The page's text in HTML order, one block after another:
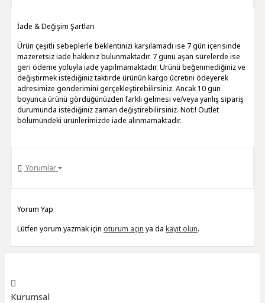
İade & Değişim Şartları
Ürün çeşitli sebeplerle beklentinizi karşılamadı ise 7 gün içerisinde
mazeretsiz iade hakkınız bulunmaktadır. 7 günü aşan sürelerde ise
geri ödeme yoluyla iade yapılmamaktadır. Ürünü beğenmediğiniz ve
değiştirmek istediğiniz taktirde ürünün kargo ücretini ödeyerek
adresimize gönderimini gerçekleştirebilirsiniz. Ancak 10 gün
boyunca ürünü gördüğünüzden farklı gelmesi ve/veya yanlış sipariş
durumunda istediğiniz zaman değiştirebilirsiniz. Not:! Outlet
bölümündeki ürünlerimizde iade alınmamaktadır.
Yorumlar
Yorum Yap
Lütfen yorum yazmak için oturum açın ya da kayıt olun.
Kurumsal